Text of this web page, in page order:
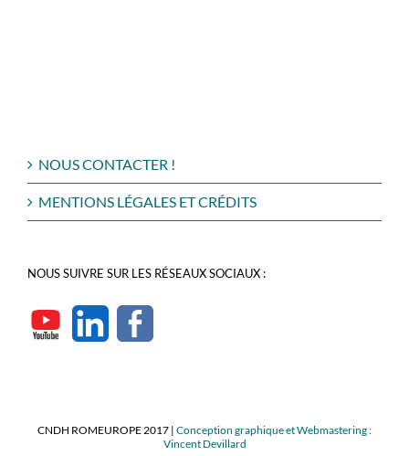
NOUS CONTACTER !
MENTIONS LÉGALES ET CRÉDITS
NOUS SUIVRE SUR LES RÉSEAUX SOCIAUX :
CNDH ROMEUROPE 2017 | Conception graphique et Webmastering :
Vincent Devillard